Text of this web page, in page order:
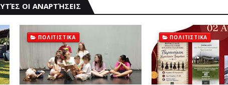
ΟΙ ΑΝΑΡΤΉΣΕΙΣ
ΠΟΛΙΤΙΣΤΙΚΑ ΠΟΛΙΤΙΣΤΙΚΑ